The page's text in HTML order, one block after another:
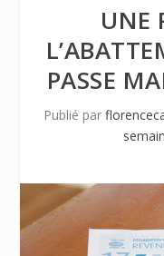
UNE
PASSE
Publié par